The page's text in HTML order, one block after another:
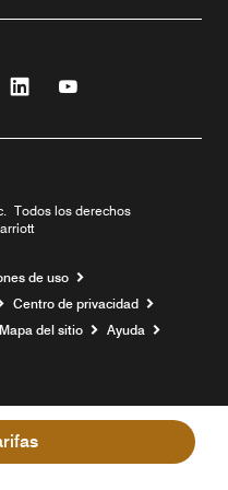
nuevanueva
una ventana nueva
Linkedin
Abre una ventana nueva
Abre una ventana
Todos los derechos
ventana nueva
de uso
Centro de privacidad
Mapa del sitio Ayuda